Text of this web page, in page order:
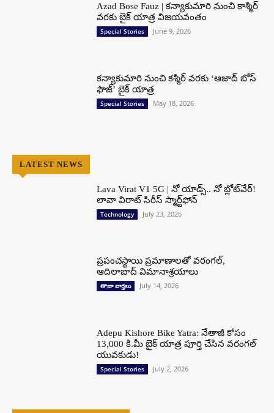
Azad Bose Fauz | కన్యాకుమారి నుంచి కాశ్మీర్
వరకు బైక్ యాత్ర విజయవంతం
Special Stories June 9, 2026
కన్యాకుమారి నుంచి కశ్మీర్ వరకు ‘ఆజాద్ బోస్
ఫౌజ్’ బైక్ యాత్ర
Special Stories May 18, 2026
LATEST NEWS
Lava Virat V1 5G | నో యాడ్స్.. నో బ్లోట్‌వేర్!
లావా విరాట్ సిరీస్ స్మార్ట్‌ఫోన్​
Technology July 23, 2026
ప్రపంచస్థాయి ప్రమాణాలతో వరంగల్,
ఆదిలాబాద్ విమానాశ్రయాలు
తాజా వార్తలు July 14, 2026
Adepu Kishore Bike Yatra: నేతాజీ కోసం
13,000 కి.మీ బైక్ యాత్ర పూర్తి చేసిన వరంగల్
యువకుడు!
Special Stories July 2, 2026